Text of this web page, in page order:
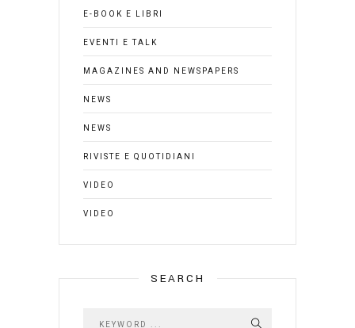
E-BOOK E LIBRI
EVENTI E TALK
MAGAZINES AND NEWSPAPERS
NEWS
NEWS
RIVISTE E QUOTIDIANI
VIDEO
VIDEO
SEARCH